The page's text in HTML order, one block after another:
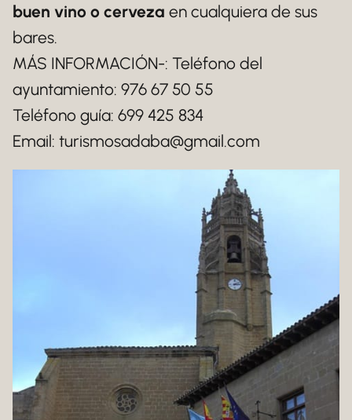
buen vino o cerveza en cualquiera de sus
bares.
MÁS INFORMACIÓN-: Teléfono del
ayuntamiento: 976 67 50 55
Teléfono guía: 699 425 834
Email: turismosadaba@gmail.com